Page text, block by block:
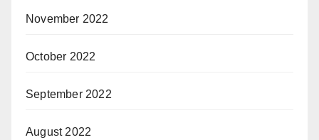
November 2022
October 2022
September 2022
August 2022